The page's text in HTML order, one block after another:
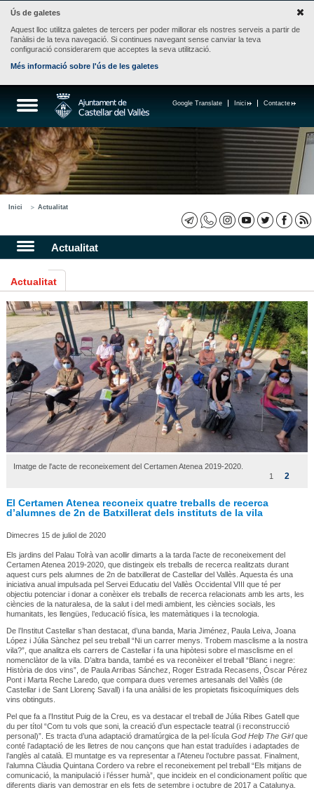
Ús de galetes
Aquest lloc utilitza galetes de tercers per poder millorar els nostres serveis a partir de
l'anàlisi de la teva navegació. Si continues navegant sense canviar la teva
configuració considerarem que acceptes la seva utilització.
Més informació sobre l'ús de les galetes
Contacte
Inici
Google Translate
Inici Actualitat
Actualitat
Actualitat
Imatge de l'acte de reconeixement del Certamen Atenea 2019-2020.
1
2
El Certamen Atenea reconeix quatre treballs de recerca
d’alumnes de 2n de Batxillerat dels instituts de la vila
Dimecres 15 de juliol de 2020
Els jardins del Palau Tolrà van acollir dimarts a la tarda l’acte de reconeixement del
Certamen Atenea 2019-2020, que distingeix els treballs de recerca realitzats durant
aquest curs pels alumnes de 2n de batxillerat de Castellar del Vallès. Aquesta és una
iniciativa anual impulsada pel Servei Educatiu del Vallès Occidental VIII que té per
objectiu potenciar i donar a conèixer els treballs de recerca relacionats amb les arts, les
ciències de la naturalesa, de la salut i del medi ambient, les ciències socials, les
humanitats, les llengües, l’educació física, les matemàtiques i la tecnologia.
De l’Institut Castellar s’han destacat, d’una banda, Maria Jiménez, Paula Leiva, Joana
López i Júlia Sànchez pel seu treball “Ni un carrer menys. Trobem masclisme a la nostra
vila?”, que analitza els carrers de Castellar i fa una hipòtesi sobre el masclisme en el
nomenclàtor de la vila. D’altra banda, també es va reconèixer el treball “Blanc i negre:
Història de dos vins”, de Paula Arribas Sánchez, Roger Estrada Recasens, Óscar Pérez
Pont i Marta Reche Laredo, que compara dues veremes artesanals del Vallès (de
Castellar i de Sant Llorenç Savall) i fa una anàlisi de les propietats fisicoquímiques dels
vins obtinguts.
Pel que fa a l’Institut Puig de la Creu, es va destacar el treball de Júlia Ribes Gatell que
du per títol “Com tu vols que soni, la creació d’un espectacle teatral (i reconstrucció
personal)”. Es tracta d’una adaptació dramatúrgica de la pel·lícula God Help The Girlque
conté l’adaptació de les lletres de nou cançons que han estat traduïdes i adaptades de
l’anglès al català. El muntatge es va representar a l’Ateneu l’octubre passat. Finalment,
l’alumna Clàudia Quintana Cordero va rebre el reconeixement pel treball “Els mitjans de
comunicació, la manipulació i l’ésser humà”, que incideix en el condicionament polític que
diferents diaris van demostrar en els fets de setembre i octubre de 2017 a Catalunya.